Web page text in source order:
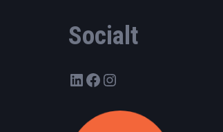
Socialt
LinkedIn
Facebook
Instagram